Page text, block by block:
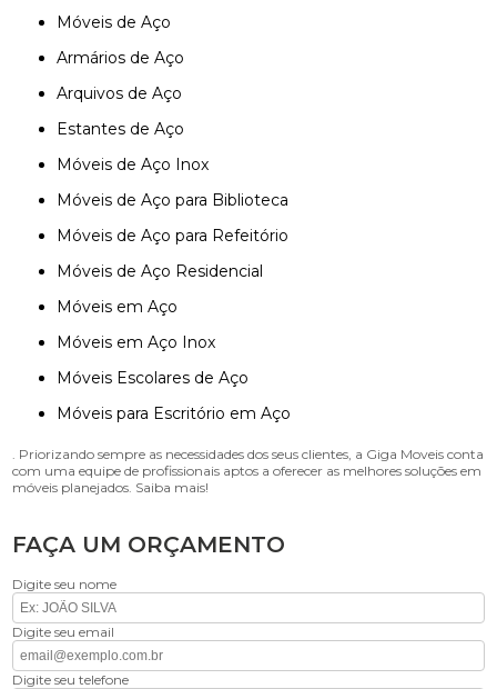
Móveis de Aço
Armários de Aço
Arquivos de Aço
Estantes de Aço
Móveis de Aço Inox
Móveis de Aço para Biblioteca
Móveis de Aço para Refeitório
Móveis de Aço Residencial
Móveis em Aço
Móveis em Aço Inox
Móveis Escolares de Aço
Móveis para Escritório em Aço
. Priorizando sempre as necessidades dos seus clientes, a Giga Moveis conta
com uma equipe de profissionais aptos a oferecer as melhores soluções em
móveis planejados. Saiba mais!
FAÇA UM ORÇAMENTO
Digite seu nome
Digite seu email
Digite seu telefone